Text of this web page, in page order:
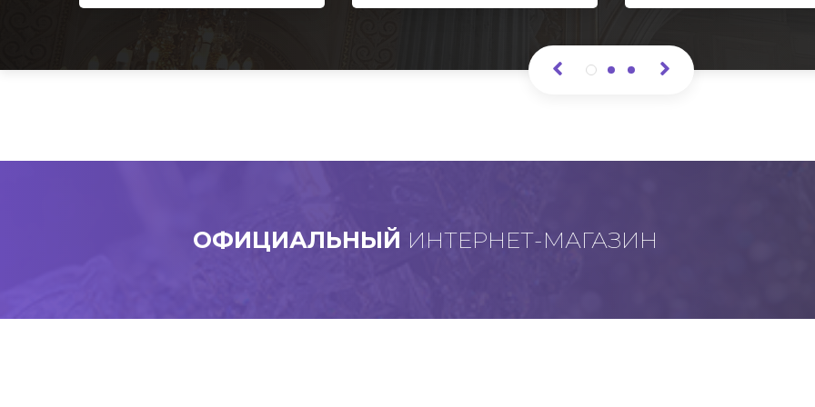
ОФИЦИАЛЬНЫЙ ИНТЕРНЕТ-МАГАЗИН